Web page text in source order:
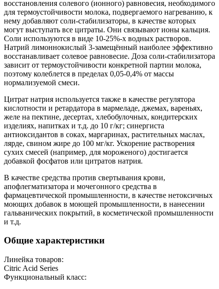
восстановления солевого (ионного) равновесия, необходимого
для термоустойчивости молока, подвергаемого нагреванию, к
нему добавляют соли-стабилизаторы, в качестве которых
могут выступать все цитраты. Они связывают ионы кальция.
Соли используются в виде 10-25%-х водных растворов.
Натрий лимоннокислый 3-замещённый наиболее эффективно
восстанавливает солевое равновесие. Доза соли-стабилизатора
зависит от термоустойчивости конкретной партии молока,
поэтому колеблется в пределах 0,05-0,4% от массы
нормализуемой смеси.
Цитрат натрия используется также в качестве регулятора
кислотности и ретардатора в мармеладе, джемах, вареньях,
желе на пектине, десертах, хлебобулочных, кондитерских
изделиях, напитках и т.д. до 10 г/кг; синергиста
антиоксидантов в соках, маргаринах, растительных маслах,
лярде, свином жире до 100 мг/кг. Ускорение растворения
сухих смесей (например, для мороженого) достигается
добавкой фосфатов или цитратов натрия.
В качестве средства против свертывания крови,
апофлегматизатора и мочегонного средства в
фармацевтической промышленности, в качестве нетоксичных
моющих добавок в моющей промышленности, в нанесении
гальванических покрытий, в косметической промышленности
и т.д.
Общие характеристики
Линейка товаров:
Citric Acid Series
Функциональный класс: